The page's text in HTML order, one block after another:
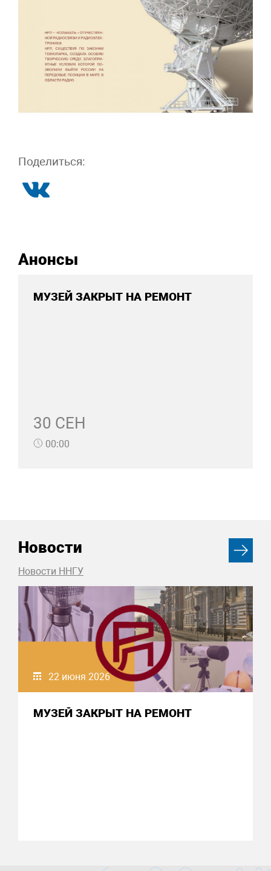
Поделиться:
Анонсы
МУЗЕЙ ЗАКРЫТ НА РЕМОНТ
30 СЕН
00:00
Новости
Новости ННГУ
22 июня 2026
МУЗЕЙ ЗАКРЫТ НА РЕМОНТ